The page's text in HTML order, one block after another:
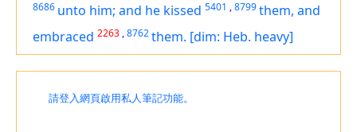
8686 unto him; and he kissed 5401 ,8799them, and
embraced 2263 ,8762them. [dim: Heb. heavy]
請登入網頁啟用私人筆記功能。